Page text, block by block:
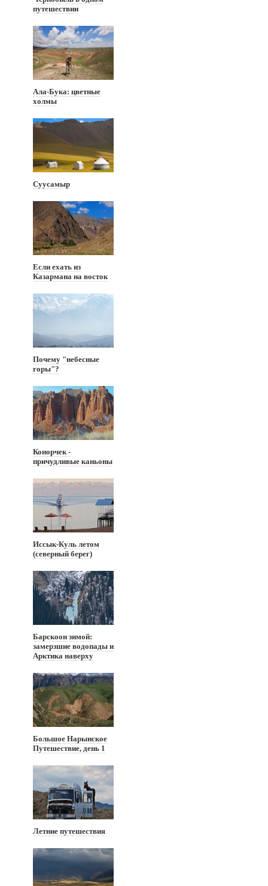
путешествии
Ала-Бука: цветные
холмы
Суусамыр
Если ехать из
Казармана на восток
Почему "небесные
горы"?
Конорчек -
причудливые каньоны
Иссык-Куль летом
(северный берег)
Барскоон зимой:
замерзшие водопады и
Арктика наверху
Большое Нарынское
Путешествие, день 1
Летние путешествия